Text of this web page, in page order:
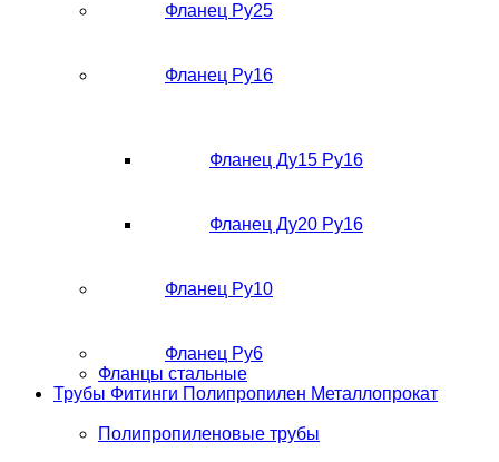
Фланец Ру25
Фланец Ру16
Фланец Ду15 Ру16
Фланец Ду20 Ру16
Фланец Ру10
Фланец Ру6
Фланцы стальные
Трубы Фитинги Полипропилен Металлопрокат
Полипропиленовые трубы